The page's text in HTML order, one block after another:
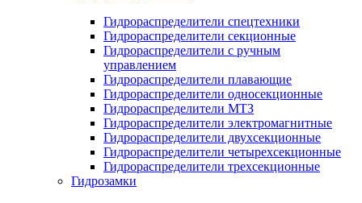
Гидрораспределители спецтехники
Гидрораспределители секционные
Гидрораспределители с ручным
управлением
Гидрораспределители плавающие
Гидрораспределители односекционные
Гидрораспределители МТЗ
Гидрораспределители электромагнитные
Гидрораспределители двухсекционные
Гидрораспределители четырехсекционные
Гидрораспределители трехсекционные
Гидрозамки